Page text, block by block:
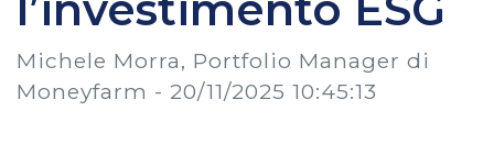
Michele Morra, Portfolio Manager di
Moneyfarm - 20/11/2025 10:45:13